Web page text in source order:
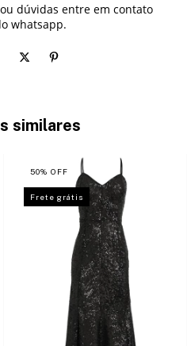
dúvidas entre em contato
whatsapp.
similares
50% OFF
Frete grátis